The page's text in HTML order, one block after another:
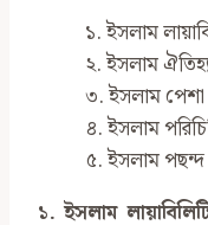
১. ইসলাম
২. ইসলাম
৩. ইসলাম পেশা
৪. ইসলাম
৫. ইসলাম পছন্দ
১. ইসলাম